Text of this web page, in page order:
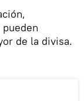
de la divisa.